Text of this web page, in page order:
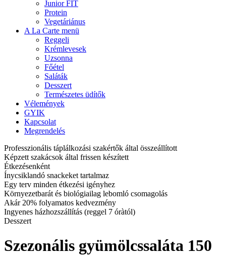
Junior FIT
Protein
Vegetáriánus
A La Carte menü
Reggeli
Krémlevesek
Uzsonna
Főétel
Saláták
Desszert
Természetes üdítők
Vélemények
GYIK
Kapcsolat
Megrendelés
Professzionális táplálkozási szakértők által összeállított
Képzett szakácsok által frissen készített
Étkezésenként
Ínycsiklandó snackeket tartalmaz
Egy terv minden étkezési igényhez
Környezetbarát és biológiailag lebomló csomagolás
Akár 20% folyamatos kedvezmény
Ingyenes házhozszállítás (reggel 7 óràtól)
Desszert
Szezonális gyümölcssaláta 150